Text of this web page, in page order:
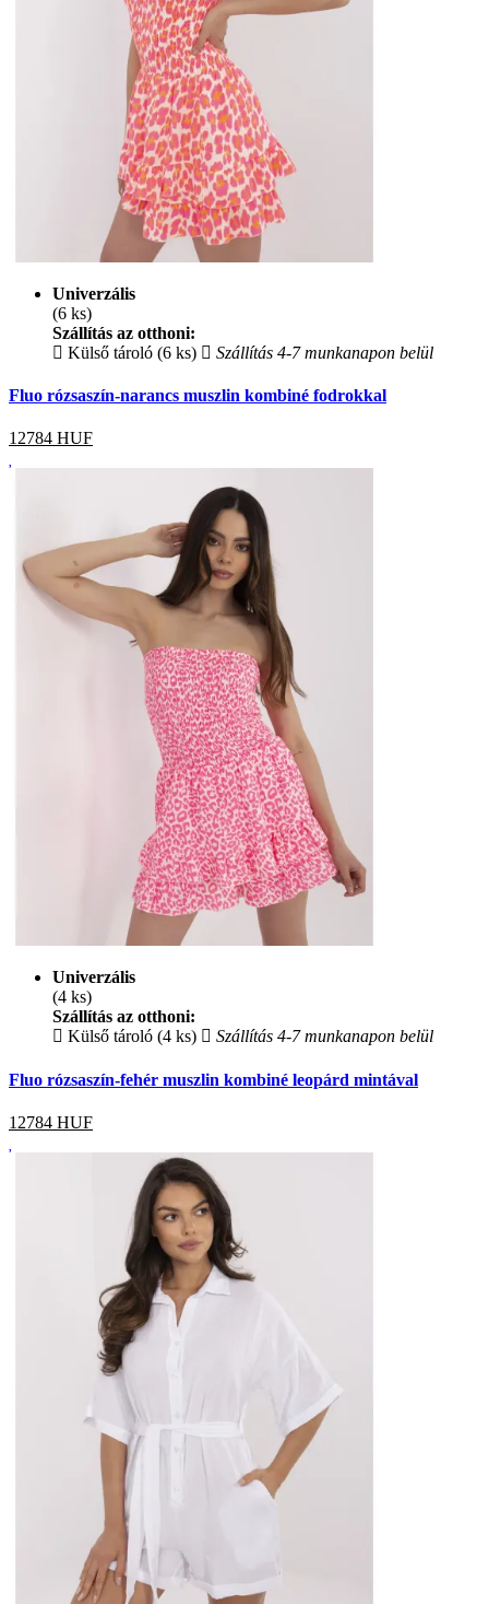
Univerzális
(6 ks)
Szállítás az otthoni:
Külső tároló (6 ks)
Szállítás 4-7 munkanapon belül
Fluo rózsaszín-narancs muszlin kombiné fodrokkal
12784 HUF
Univerzális
(4 ks)
Szállítás az otthoni:
Külső tároló (4 ks)
Szállítás 4-7 munkanapon belül
Fluo rózsaszín-fehér muszlin kombiné leopárd mintával
12784 HUF